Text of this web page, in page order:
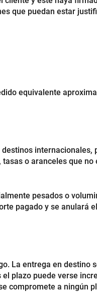
que puedan estar
equivalente
internacionales,
o aranceles que
pesados o
pagado y se anulará el
La entrega en destino
plazo puede verse
compromete a ningún